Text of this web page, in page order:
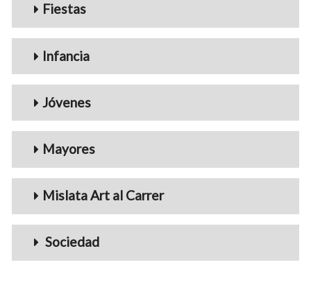
Fiestas
Infancia
Jóvenes
Mayores
Mislata Art al Carrer
Sociedad